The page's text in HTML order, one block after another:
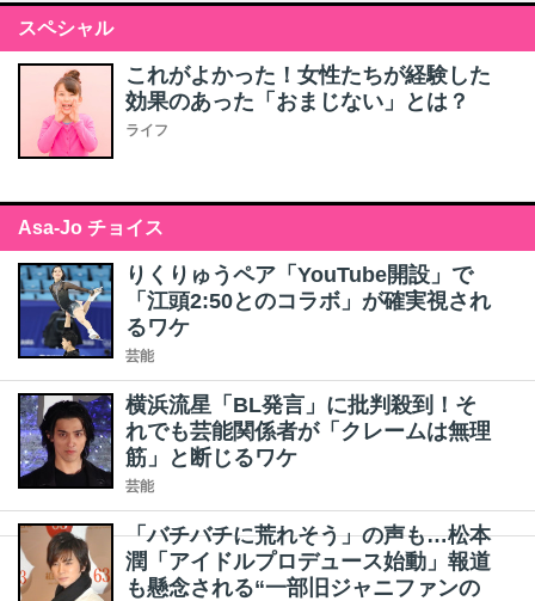
スペシャル
これがよかった！女性たちが経験した
効果のあった「おまじない」とは？
ライフ
Asa-Jo チョイス
りくりゅうペア「YouTube開設」で
「江頭2:50とのコラボ」が確実視され
るワケ
芸能
横浜流星「BL発言」に批判殺到！そ
れでも芸能関係者が「クレームは無理
筋」と断じるワケ
芸能
「バチバチに荒れそう」の声も…松本
潤「アイドルプロデュース始動」報道
も懸念される“一部旧ジャニファンの